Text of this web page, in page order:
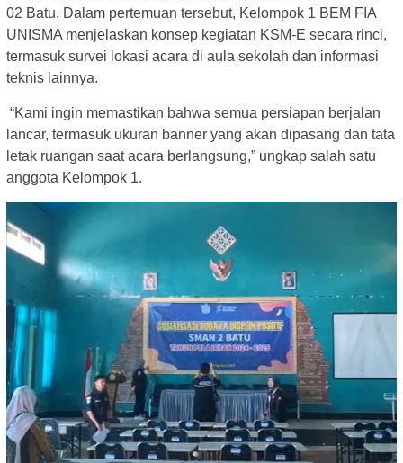
02 Batu. Dalam pertemuan tersebut, Kelompok 1 BEM FIA
UNISMA menjelaskan konsep kegiatan KSM-E secara rinci,
termasuk survei lokasi acara di aula sekolah dan informasi
teknis lainnya.
“Kami ingin memastikan bahwa semua persiapan berjalan
lancar, termasuk ukuran banner yang akan dipasang dan tata
letak ruangan saat acara berlangsung,” ungkap salah satu
anggota Kelompok 1.